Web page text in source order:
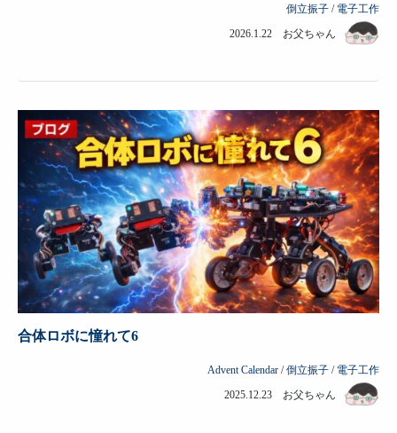
倒立振子 / 電子工作
2026.1.22 お父ちゃん
合体ロボに憧れて6
Advent Calendar /倒立振子 / 電子工作
2025.12.23 お父ちゃん